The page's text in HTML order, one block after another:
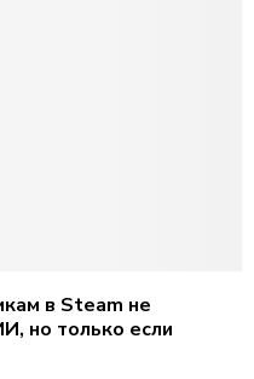
в Steam не
но только если